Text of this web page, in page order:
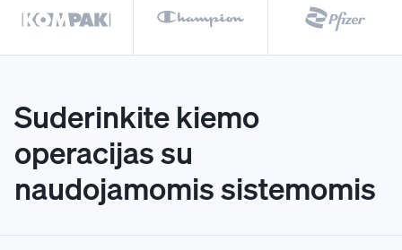
Suderinkite kiemo
operacijas su
naudojamomis sistemomis